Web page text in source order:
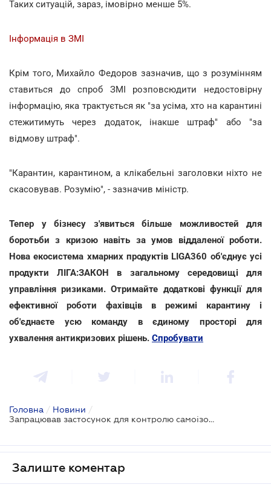
Таких ситуацій, зараз, імовірно менше 5%.
Інформація в ЗМІ
Крім того, Михайло Федоров зазначив, що з розумінням
ставиться до спроб ЗМІ розповсюдити недостовірну
інформацію, яка трактується як "за усіма, хто на карантині
стежитимуть через додаток, інакше штраф" або "за
відмову штраф".
"Карантин, карантином, а клікабельні заголовки ніхто не
скасовував. Розумію", - зазначив міністр.
Тепер у бізнесу з'явиться більше можливостей для
боротьби з кризою навіть за умов віддаленої роботи.
Нова екосистема хмарних продуктів LIGA360 об'єднує усі
продукти ЛІГА:ЗАКОН в загальному середовищі для
управління ризиками. Отримайте додаткові функції для
ефективної роботи фахівців в режимі карантину і
об'єднаєте усю команду в єдиному просторі для
ухвалення антикризових рішень. Спробувати
Головна / Новини /
Запрацював застосунок для контролю самоізольованих громадян
Залиште коментар